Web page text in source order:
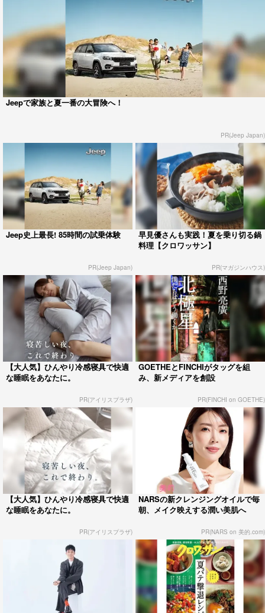
Jeepで家族と夏一番の大冒険へ！
PR(Jeep Japan)
Jeep史上最長! 85時間の試乗体験
PR(Jeep Japan)
早見優さんも実践！夏を乗り切る鍋
料理【クロワッサン】
PR(マガジンハウス)
【大人気】ひんやり冷感寝具で快適
な睡眠をあなたに。
PR(アイリスプラザ)
GOETHEとFINCHIがタッグを組
み、新メディアを創設
PR(FINCHI on GOETHE)
【大人気】ひんやり冷感寝具で快適
な睡眠をあなたに。
PR(アイリスプラザ)
NARSの新クレンジングオイルで毎
朝、メイク映えする潤い美肌へ
PR(NARS on 美的.com)